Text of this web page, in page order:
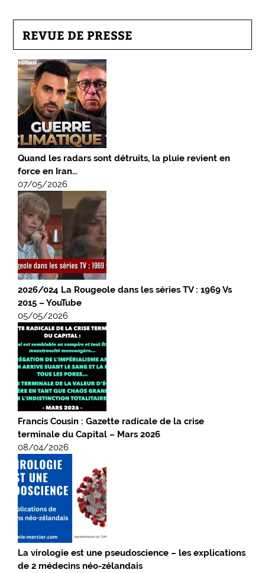
REVUE DE PRESSE
Quand les radars sont détruits, la pluie revient en
force en Iran…
07/05/2026
2026/024 La Rougeole dans les séries TV : 1969 Vs
2015 – YouTube
05/05/2026
Francis Cousin : Gazette radicale de la crise
terminale du Capital – Mars 2026
08/04/2026
La virologie est une pseudoscience – les explications
de 2 médecins néo-zélandais